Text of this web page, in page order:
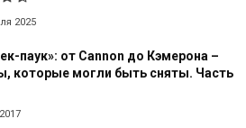
2025
паук»: от Cannon до Кэмерона –
которые могли быть сняты. Часть